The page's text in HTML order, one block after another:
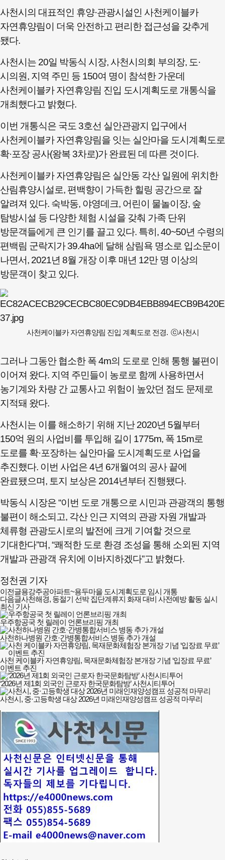
사천시의 대표적인 휴양·관광시설인 사천케이블카
자연휴양림이 더욱 안전하고 편리한 접근성을 갖추게
됐다.
사천시는 20일 박동식 시장, 사천시의회 부의장, 도·
시의원, 지역 주민 등 150여 명이 참석한 가운데
사천케이블카 자연휴양림 진입 도시계획도로 개통식을
개최했다고 밝혔다.
이번 개통식은 국도 3호선 실안관광지 입구에서
사천케이블카 자연휴양림을 잇는 실안마을 도시계획도로
확·포장 공사(왕복 3차로)가 완료된 데 따른 것이다.
사천케이블카 자연휴양림은 실안동 각산 일원에 위치한
산림휴양시설로, 편백향이 가득한 힐링 공간으로 잘
알려져 있다. 숙박동, 야영데크, 어린이 물놀이장, 숲
탐방시설 등 다양한 체험 시설을 갖춰 가족 단위
방문객들에게 큰 인기를 끌고 있다. 특히, 40~50년 수령의
편백림 군락지가 39.4ha에 달해 삼림욕 명소로 입소문이
나면서, 2021년 8월 개장 이후 매년 12만 명 이상의
방문객이 찾고 있다.
사천케이블카 자연휴양림 진입 계획도로 전경. ⓒ사천시
그러나 그동안 협소한 폭 4m의 도로로 인해 통행 불편이
이어져 왔다. 지역 주민들이 농로로 함께 사용하면서
농기계와 차량 간 교통사고 위험이 높았던 점도 문제로
지적돼 왔다.
사천시는 이를 해소하기 위해 지난 2020년 5월부터
150억 원의 사업비를 투입해 길이 1775m, 폭 15m로
도로를 확·포장하는 실안마을 도시계획도로 사업을
추진했다. 이번 사업은 4년 6개월여의 공사 끝에
완료됐으며, 토지 보상은 2014년부터 진행됐다.
박동식 시장은 “이번 도로 개통으로 시민과 관광객의 통행
불편이 해소되고, 각산 인근 지역의 관광 자원 개발과
체류형 관광도시로의 발전에 크게 기여할 것으로
기대한다”며, “쾌적한 도로 환경 조성을 통해 소외된 지역
개발과 관광객 유치에 이바지하겠다”고 밝혔다.
정천권 기자
이전글용강주공아파트~용두마을 도시계획도로 임시 개통
다음글사천해경, 동절기 선박 집단계류지 화재 대비 사전예방 활동 실시
최신 기사
우주항공국 첫 릴레이 언론브리핑 개최
사천하나병원 간호·간병통합서비스 병동 추가 개설
사천 케이블카 자연휴양림, 목재문화체험장 본개장 기념 ‘입장료 무료’
이벤트 추진
‘2026년 제1회 외국인 근로자 한국문화탐방’ 사천시티투어
사천시, 중·고등학생 대상 2026년 미래인재양성캠프 성공적 마무리